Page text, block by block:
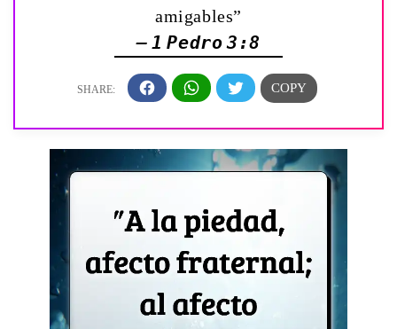
amigables”
— 1 Pedro 3:8